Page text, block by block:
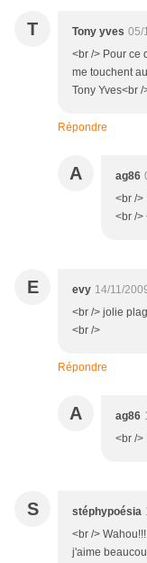
T Tony yves 05/
<br /> Pour ce
me touchent
Tony Yves<br /
Répondre
A ag86
<br />
<br />
E evy 14/11/
<br /> jolie
<br />
Répondre
A ag86
<br />
S stéphypoésia
<br />
j'aime